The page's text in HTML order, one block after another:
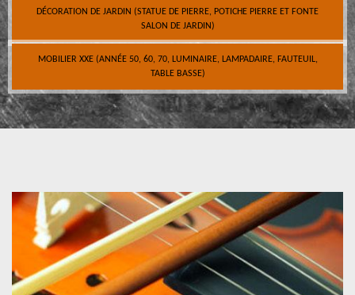
DÉCORATION DE JARDIN (STATUE DE PIERRE, POTICHE PIERRE ET FONTE
SALON DE JARDIN)
MOBILIER XXE (ANNÉE 50, 60, 70, LUMINAIRE, LAMPADAIRE, FAUTEUIL,
TABLE BASSE)